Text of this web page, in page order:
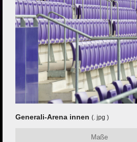
Generali-Arena innen (. jpg )
Maße